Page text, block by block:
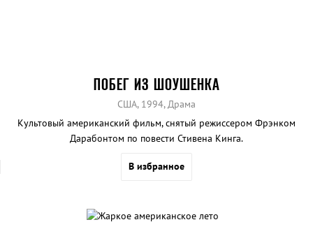
ПОБЕГ ИЗ ШОУШЕНКА
США, 1994, Драма
Культовый американский фильм, снятый режиссером Фрэнком
Дарабонтом по повести Стивена Кинга.
В избранное